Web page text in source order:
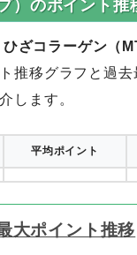
）のポイント推
ざコラーゲン（
推移グラフと過去
します。
平均ポイント
大ポイント推移